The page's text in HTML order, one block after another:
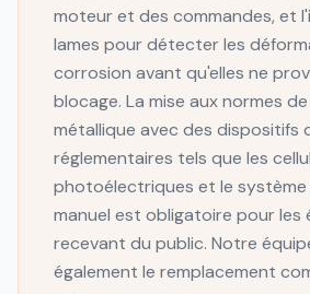
moteur et des commandes, et
lames pour détecter les
corrosion avant qu'elles ne
blocage. La mise aux normes
métallique avec des dispositifs
réglementaires tels que les
photoélectriques et le
manuel est obligatoire pour les
recevant du public. Notre
également le remplacement